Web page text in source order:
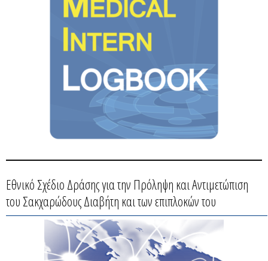
Εθνικό Σχέδιο Δράσης για την Πρόληψη και Αντιμετώπιση
του Σακχαρώδους Διαβήτη και των επιπλοκών του